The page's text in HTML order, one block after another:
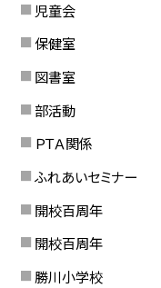
児童会
保健室
図書室
部活動
ＰＴＡ関係
ふれあいセミナー
開校百周年
開校百周年
勝川小学校